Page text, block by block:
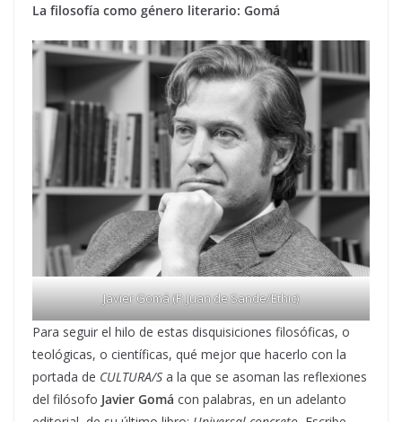
La filosofía como género literario: Gomá
Javier Gomá (F: Juan de Sande/Ethic)
Para seguir el hilo de estas disquisiciones filosóficas, o
teológicas, o científicas, qué mejor que hacerlo con la
portada de CULTURA/S a la que se asoman las reflexiones
del filósofo Javier Gomá con palabras, en un adelanto